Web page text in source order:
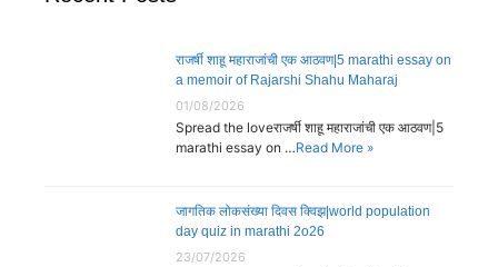
राजर्षी शाहू महाराजांची एक आठवण|5 marathi essay on
a memoir of Rajarshi Shahu Maharaj
01/08/2026
Spread the loveराजर्षी शाहू महाराजांची एक आठवण|5
marathi essay on …Read More »
जागतिक लोकसंख्या दिवस क्विझ|world population
day quiz in marathi 2o26
23/07/2026